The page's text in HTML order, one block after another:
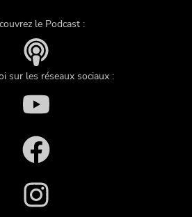
le Podcast :
sur les réseaux sociaux :